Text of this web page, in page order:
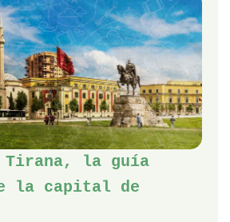
Tirana, la guía
la capital de